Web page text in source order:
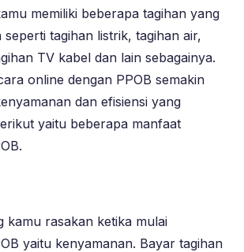
memiliki beberapa tagihan yang
tagihan listrik, tagihan air,
TV kabel dan lain sebagainya.
online dengan PPOB semakin
dan efisiensi yang
yaitu beberapa manfaat
kamu rasakan ketika mulai
yaitu kenyamanan. Bayar tagihan